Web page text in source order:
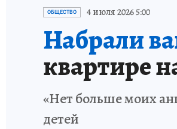
ЗАПОВЕДНАЯ
ОБЩЕСТВО 4 июля 2026 5:00
Набрали
квартире
«Нет больше моих
детей